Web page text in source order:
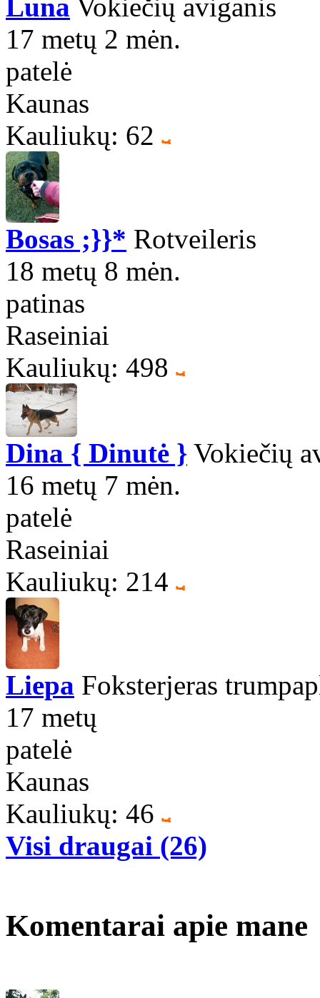
Luna Vokiečių aviganis
17 metų 2 mėn.
patelė
Kaunas
Kauliukų: 62
Bosas ;}}* Rotveileris
18 metų 8 mėn.
patinas
Raseiniai
Kauliukų: 498
Dina { Dinutė } Vokiečių
16 metų 7 mėn.
patelė
Raseiniai
Kauliukų: 214
Liepa Foksterjeras
17 metų
patelė
Kaunas
Kauliukų: 46
Visi draugai (26)
Komentarai apie mane